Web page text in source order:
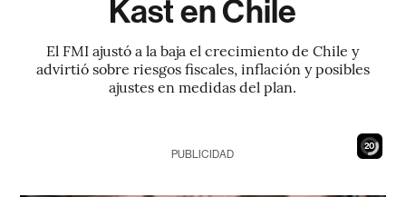
Kast en Chile
El FMI ajustó a la baja el crecimiento de Chile y
advirtió sobre riesgos fiscales, inflación y posibles
ajustes en medidas del plan.
18
PUBLICIDAD